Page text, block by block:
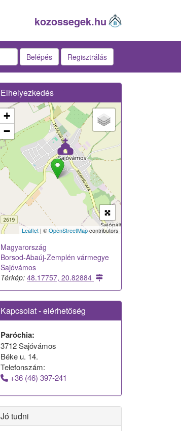
kozossegek.hu
Belépés Regisztrálás
Elhelyezkedés
+
−
Leaflet | ©OpenStreetMapcontributors
Magyarország
Borsod-Abaúj-Zemplén vármegye
Sajóvámos
Térkép: 48.17757, 20.82884
Kapcsolat - elérhetőség
Paróchia:
3712 Sajóvámos
Béke u. 14.
Telefonszám:
+36 (46) 397-241
Jó tudni